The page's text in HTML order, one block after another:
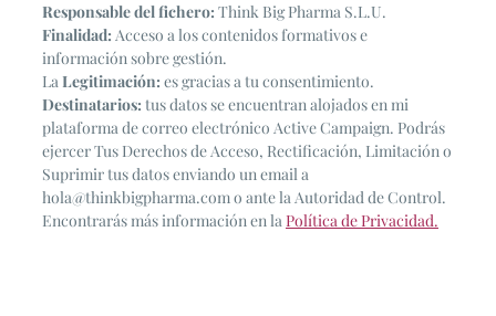
Responsable del fichero: Think Big Pharma S.L.U.
Finalidad: Acceso a los contenidos formativos e
información sobre gestión.
LaLegitimación: es gracias a tu consentimiento.
Destinatarios: tus datos se encuentran alojados en mi
plataforma de correo electrónico Active Campaign. Podrás
ejercer Tus Derechos de Acceso, Rectificación, Limitación o
Suprimir tus datos enviando un email a
hola@thinkbigpharma.com o ante la Autoridad de Control.
Encontrarás más información en laPolítica de Privacidad.